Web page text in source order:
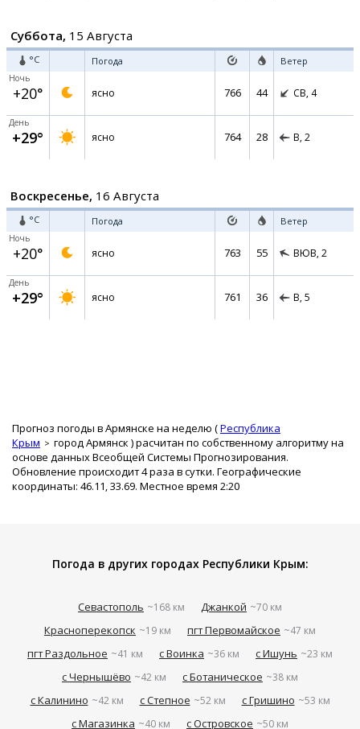
Суббота, 15 Августа
°C Погода Ветер
Ночь
+20° ясно 766 44 СВ, 4
День
+29° ясно 764 28 В, 2
Воскресенье, 16 Августа
°C Погода Ветер
Ночь
+20° ясно 763 55 ВЮВ, 2
День
+29° ясно 761 36 В, 5
Прогноз погоды в Армянске на неделю (Республика
Крым
город Армянск ) расчитан по собственному алгоритму на
основе данных Всеобщей Системы Прогнозирования.
Обновление происходит 4 раза в сутки. Географические
координаты: 46.11, 33.69. Местное время 2:20
Погода в других городах Республики Крым:
Севастополь ~168 км Джанкой ~70 км
Красноперекопск ~19 км пгт Первомайское ~47 км
пгт Раздольное ~41 км с Воинка ~36 км с Ишунь ~23 км
с Чернышёво ~42 км с Ботаническое ~38 км
с Калинино ~42 км с Степное ~52 км с Гришино ~53 км
с Магазинка ~40 км с Островское ~50 км